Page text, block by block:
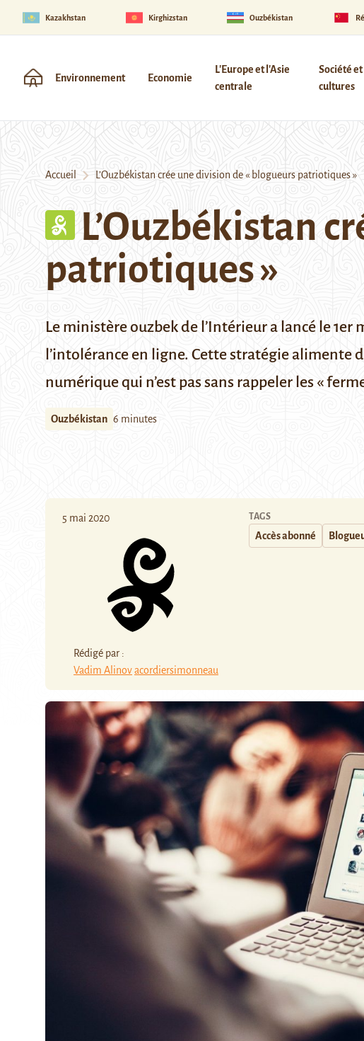
Kazakhstan Kirghizstan Ouzbékistan
Environnement Economie
L'Europe et l'Asie
centrale
Société et
cultures
Accueil L’Ouzbékistan crée une division de « blogueurs patriotiques »
L’Ouzbékistan
patriotiques »
Le ministère ouzbek de l’Intérieur a lancé le
l’intolérance en ligne. Cette stratégie alimente
numérique qui n’est pas sans rappeler les «
Ouzbékistan 6 minutes
5 mai 2020
Rédigé par :
Vadim Alinovacordiersimonneau
TAGS
Accès abonné